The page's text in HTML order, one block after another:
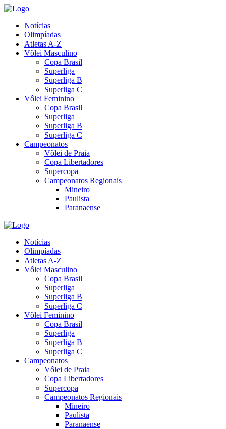
Notícias
Olimpíadas
Atletas A-Z
Vôlei Masculino
Copa Brasil
Superliga
Superliga B
Superliga C
Vôlei Feminino
Copa Brasil
Superliga
Superliga B
Superliga C
Campeonatos
Vôlei de Praia
Copa Libertadores
Supercopa
Campeonatos Regionais
Mineiro
Paulista
Paranaense
Notícias
Olimpíadas
Atletas A-Z
Vôlei Masculino
Copa Brasil
Superliga
Superliga B
Superliga C
Vôlei Feminino
Copa Brasil
Superliga
Superliga B
Superliga C
Campeonatos
Vôlei de Praia
Copa Libertadores
Supercopa
Campeonatos Regionais
Mineiro
Paulista
Paranaense